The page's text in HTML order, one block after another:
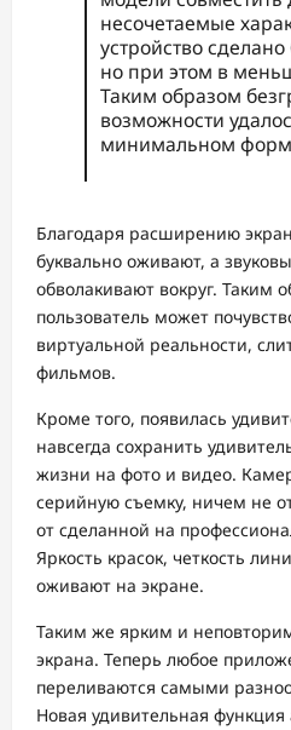
несочетаемые
устройство
но при этом в
Таким образом
возможности
минимальном
Благодаря расширению
буквально оживают, а
обволакивают вокруг. Таким
пользователь может
виртуальной реальности,
фильмов.
Кроме того, появилась
навсегда сохранить
жизни на фото и видео.
серийную съемку, ничем не
от сделанной на
Яркость красок, четкость
оживают на экране.
Таким же ярким и
экрана. Теперь любое
переливаются самыми
Новая удивительная функция